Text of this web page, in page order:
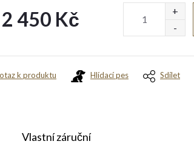
2 450 Kč
k produktu Hlídací pes Sdílet
Vlastní záruční